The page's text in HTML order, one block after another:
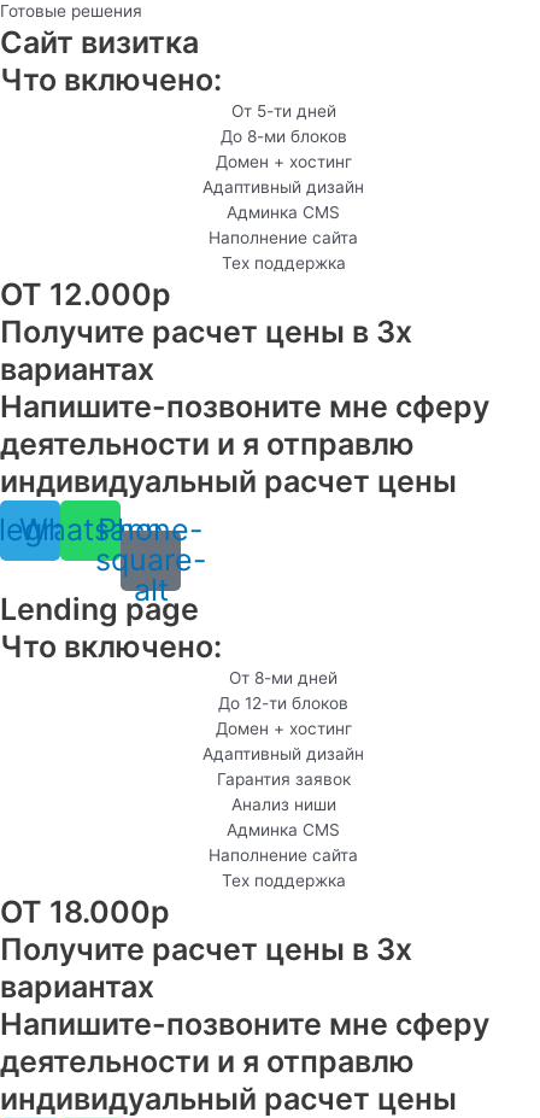
Готовые решения
Сайт визитка
Что включено:
От 5-ти дней
До 8-ми блоков
Домен + хостинг
Адаптивный дизайн
Админка CMS
Наполнение сайта
Тех поддержка
ОТ 12.000р
Получите расчет цены в 3х
вариантах
Напишите-позвоните мне сферу
деятельности и я отправлю
индивидуальный расчет цены
Whatsapp
Phone-
square-
alt
Lending page
Что включено:
От 8-ми дней
До 12-ти блоков
Домен + хостинг
Адаптивный дизайн
Гарантия заявок
Анализ ниши
Админка CMS
Наполнение сайта
Тех поддержка
ОТ 18.000р
Получите расчет цены в 3х
вариантах
Напишите-позвоните мне сферу
деятельности и я отправлю
индивидуальный расчет цены